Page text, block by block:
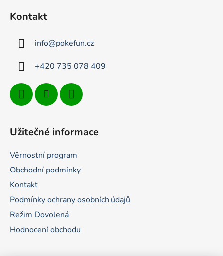
Kontakt
info@pokefun.cz
+420 735 078 409
Užitečné informace
Věrnostní program
Obchodní podmínky
Kontakt
Podmínky ochrany osobních údajů
Režim Dovolená
Hodnocení obchodu